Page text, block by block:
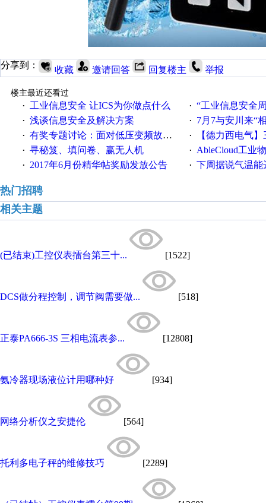
分享到： 收藏 邀请回答 回复楼主 举报
楼主最近还看过
·
工业信息安全 让ICS为你做点什么 · “工业信息安全周之我见”
· 浅谈信息安全及解决方案 · 7月7与安川来“
· 有奖专题讨论：面对低压变频故障，老手是这样解决的！ · 【德力西电气】三
· 寻秘笈、填问卷、赢无人机 · AbleCloud工业物联
· 2017年6月份精华帖奖励发放公告 · 下周据说气温能
热门招聘
相关主题
(已结束)工控仪表擂台第三十... [1522]
DCS做分程控制，调节阀需要做... [518]
正泰PA666-3S 三相电流表参... [12808]
氨冷器现场液位计用哪种好 [934]
网络分析仪之安捷伦 [564]
托利多电子秤的维修技巧 [2289]